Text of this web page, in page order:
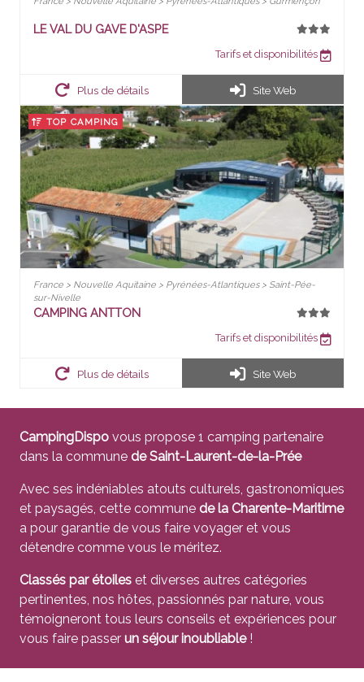
LE VAL DU GAVE D'ASPE
Tarifs et disponibilités
Plus de détails Site Web
TOP CAMPING
France > Nouvelle Aquitaine > Pyrénées-Atlantiques > Saint-Pée-
sur-Nivelle
CAMPING ANTTON
Tarifs et disponibilités
Plus de détails Site Web
CampingDispo vous propose 1 camping partenaire
dans la commune de Saint-Laurent-de-la-Prée
Avec ses indéniables atouts culturels, gastronomiques
et paysagés, cette commune de la Charente-Maritime
a pour garantie de vous faire voyager et vous
détendre comme vous le méritez.
Classés par étoiles et diverses autres catégories
pertinentes, nos hôtes, passionnés par nature, vous
témoigneront tous leurs conseils et expériences pour
vous faire passer un séjour inoubliable!